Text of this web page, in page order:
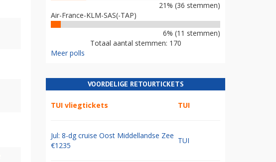
21% (36 stemmen)
Air-France-KLM-SAS(-TAP)
6% (11 stemmen)
Totaal aantal stemmen: 170
Meer polls
VOORDELIGE RETOURTICKETS
TUI vliegtickets TUI
Jul: 8-dg cruise Oost Middellandse Zee
€1235
TUI